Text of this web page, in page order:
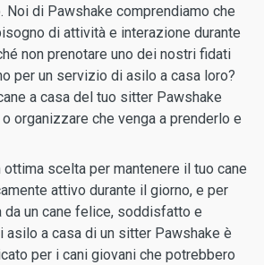
Noi di Pawshake comprendiamo che
di attività e interazione durante
non prenotare uno dei nostri fidati
per un servizio di asilo a casa loro?
a casa del tuo sitter Pawshake
organizzare che venga a prenderlo e
ottima scelta per mantenere il tuo cane
attivo durante il giorno, e per
da un cane felice, soddisfatto e
asilo a casa di un sitter Pawshake è
per i cani giovani che potrebbero